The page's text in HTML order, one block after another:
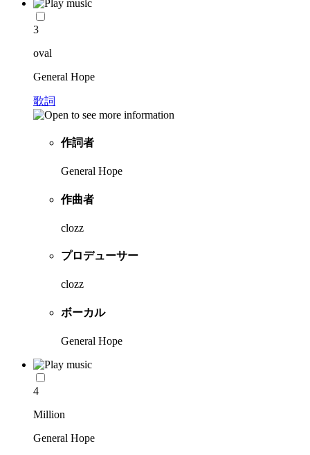
3
oval
General Hope
歌詞
作詞者
General Hope
作曲者
clozz
プロデューサー
clozz
ボーカル
General Hope
4
Million
General Hope